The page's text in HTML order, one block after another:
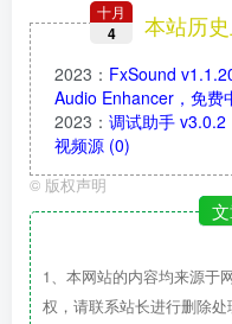
十月
4 本站历
2023 ： FxSound
Audio Enhancer，免费
2023 ： 调试助手 v3.0.2
视频源 (0)
© 版权声明
1、本网站的内容均来源于
权，请联系站长进行删除处